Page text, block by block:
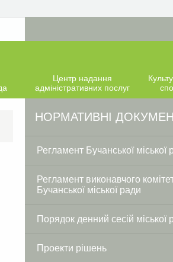
Центр надання
адміністративних послуг
Twitter
НОРМАТИВНІ
Регламент Бучанської міської
Регламент виконавчого
Бучанської міської ради
Порядок денний сесій міської
Проекти рішень